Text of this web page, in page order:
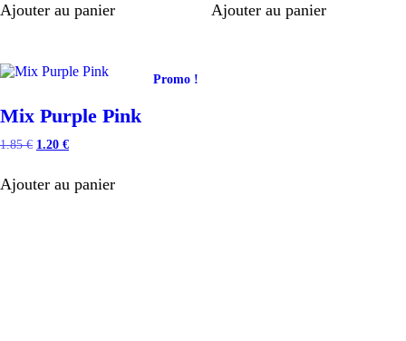
était : est :
Ajouter au panier
était : est :
Ajouter au panier
Promo !
Mix Purple Pink
1.85€ Le
était :
1.20 €Le
est :
Ajouter au panier